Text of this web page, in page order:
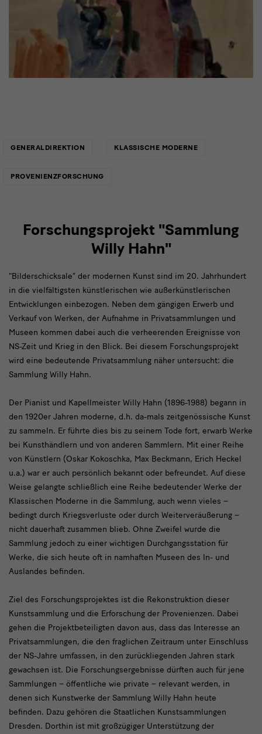
GENERALDIREKTION KLASSISCHE MODERNE
PROVENIENZFORSCHUNG
Forschungsprojekt "Sammlung
Willy Hahn"
"Bilderschicksale“ der modernen Kunst sind im 20. Jahrhundert
in die vielfältigsten künstlerischen wie außerkünstlerischen
Entwicklungen einbezogen. Neben dem gängigen Erwerb und
Verkauf von Werken, der Aufnahme in Privatsammlungen und
Museen kommen dabei auch die verheerenden Ereignisse von
NS-Zeit und Krieg in den Blick. Bei diesem Forschungsprojekt
wird eine bedeutende Privatsammlung näher untersucht: die
Sammlung Willy Hahn.
Der Pianist und Kapellmeister Willy Hahn (1896-1988) begann in
den 1920er Jahren moderne, d.h. da-mals zeitgenössische Kunst
zu sammeln. Er führte dies bis zu seinem Tode fort, erwarb Werke
bei Kunsthändlern und von anderen Sammlern. Mit einer Reihe
von Künstlern (Oskar Kokoschka, Max Beckmann, Erich Heckel
u.a.) war er auch persönlich bekannt oder befreundet. Auf diese
Weise gelangte schließlich eine Reihe bedeutender Werke der
Klassischen Moderne in die Sammlung, auch wenn vieles –
bedingt durch Kriegsverluste oder durch Weiterveräußerung –
nicht dauerhaft zusammen blieb. Ohne Zweifel wurde die
Sammlung jedoch zu einer wichtigen Durchgangsstation für
Werke, die sich heute oft in namhaften Museen des In- und
Auslandes befinden.
Ziel des Forschungsprojektes ist die Rekonstruktion dieser
Kunstsammlung und die Erforschung der Provenienzen. Dabei
gehen die Projektbeteiligten davon aus, dass das Interesse an
Privatsammlungen, die den fraglichen Zeitraum unter Einschluss
der NS-Jahre umfassen, in den zurückliegenden Jahren stark
gewachsen ist. Die Forschungsergebnisse dürften auch für jene
Sammlungen – öffentliche wie private – relevant werden, in
denen sich Kunstwerke der Sammlung Willy Hahn heute
befinden. Dazu gehören die Staatlichen Kunstsammlungen
Dresden. Dorthin ist mit großzügiger Unterstützung der